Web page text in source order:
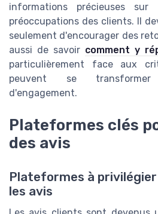
informations précieuses
préoccupations des clients. Il
seulement d'encourager des
aussi de savoir comment y
particulièrement face aux
peuvent se
d'engagement.
Plateformes clés
des avis
Plateformes à
les avis